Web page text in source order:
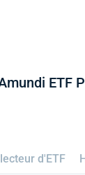
ETF
d'ETF